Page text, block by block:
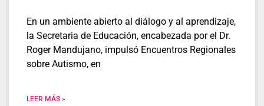
En un ambiente abierto al diálogo y al aprendizaje,
la Secretaria de Educación, encabezada por el Dr.
Roger Mandujano, impulsó Encuentros Regionales
sobre Autismo, en
LEER MÁS »